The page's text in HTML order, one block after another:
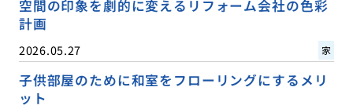
空間の印象を劇的に変えるリフォーム会社の色彩
計画
2026.05.27 家
子供部屋のために和室をフローリングにするメリ
ット